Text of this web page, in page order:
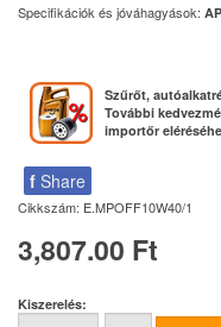
Specifikációk és jóváhagyások:
Szűrőt,
További
importőr
f Share
Cikkszám: E.MPOFF10W40/1
3,807.00 Ft
Kiszerelés: